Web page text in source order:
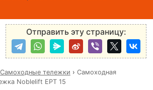
Отправить эту страницу:
Самоходные тележки › Самоходная
Noblelift EPT 15